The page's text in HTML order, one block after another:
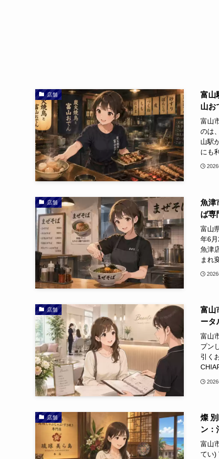
店舗
富山
山お
富山
のは
山駅
にも
店舗
魚津
ば専
富山
年6
魚津
まれ
店舗
富山
ータ
富山
プン
引く
店舗
燦
ン：
富山
てい)